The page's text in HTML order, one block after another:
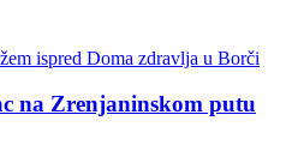
na Zrenjaninskom putu